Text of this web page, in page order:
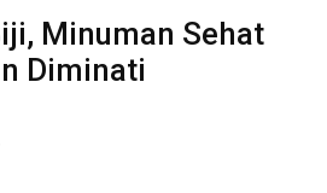
Minuman Sehat
Diminati